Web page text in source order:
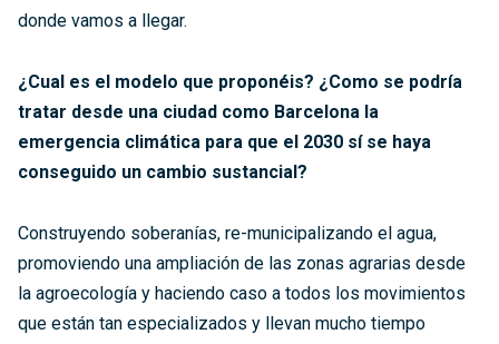
donde vamos a llegar.
¿Cual es el modelo que proponéis? ¿Como se podría
tratar desde una ciudad como Barcelona la
emergencia climática para que el 2030 sí se haya
conseguido un cambio sustancial?
Construyendo soberanías, re-municipalizando el agua,
promoviendo una ampliación de las zonas agrarias desde
la agroecología y haciendo caso a todos los movimientos
que están tan especializados y llevan mucho tiempo